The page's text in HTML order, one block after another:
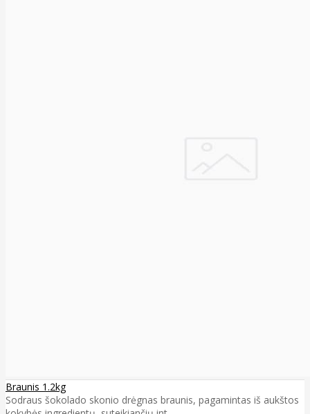
Braunis 1.2kg
Sodraus šokolado skonio drėgnas braunis, pagamintas iš aukštos